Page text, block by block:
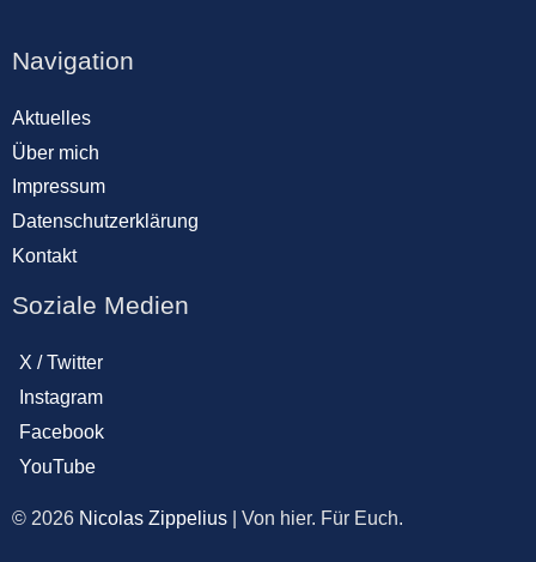
Navigation
Aktuelles
Über mich
Impressum
Datenschutzerklärung
Kontakt
Soziale Medien
X / Twitter
Instagram
Facebook
YouTube
© 2026 Nicolas Zippelius | Von hier. Für Euch.